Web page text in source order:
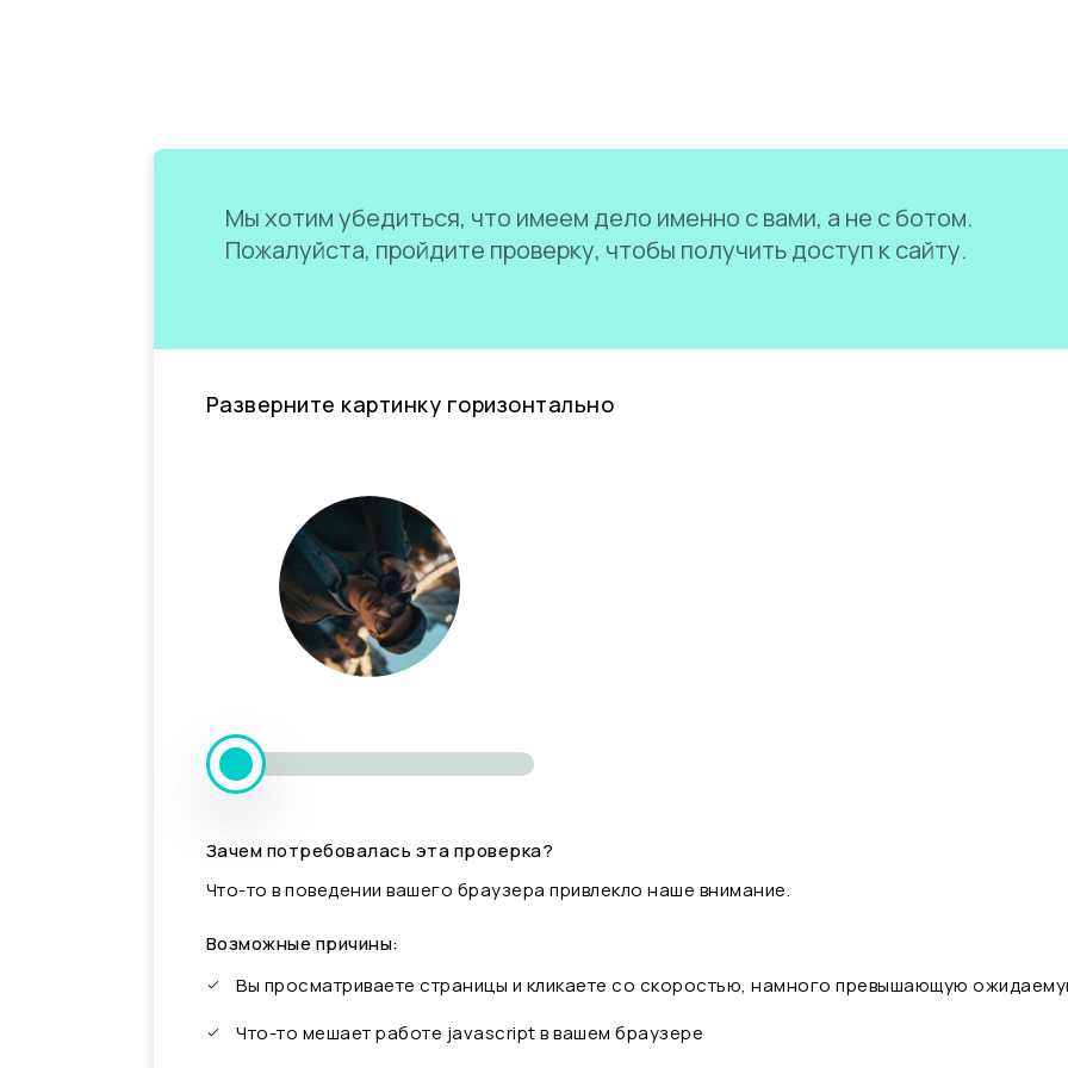
Мы хотим убедиться, что имеем дело именно с вами, а не с ботом.
Пожалуйста, пройдите проверку, чтобы получить доступ к сайту.
Разверните картинку горизонтально
Зачем потребовалась эта проверка?
Что-то в поведении вашего браузера привлекло наше внимание.
Возможные причины:
Вы просматриваете страницы и кликаете со скоростью, намного превышающую
Что-то мешает работе javascript в вашем браузере